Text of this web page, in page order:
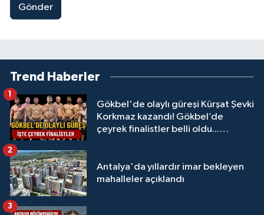
Gönder
Trend Haberler
Gökbel'de olaylı güreşi Kürşat Şevki
Korkmaz kazandı! Gökbel’de
çeyrek finalistler belli oldu...
1
Antalya'da yıllardır imar bekleyen
mahalleler açıklandı
2
3